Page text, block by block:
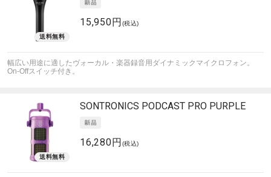
15,950円 (税込)
幅広い用途に適したヴォーカル・楽器録音用ダイナミックマイクロフォン。
On-Offスイッチ付き。
SONTRONICS PODCAST PRO PURPLE
16,280円 (税込)